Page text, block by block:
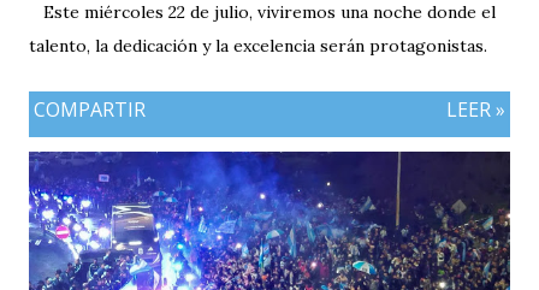
Este miércoles 22 de julio, viviremos una noche donde el
talento, la dedicación y la excelencia serán protagonistas.
COMPARTIR LEER »